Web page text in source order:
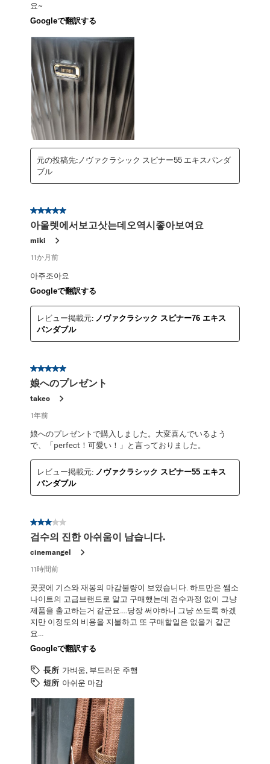
요~
Googleで翻訳する
元の投稿先:ノヴァクラシック スピナー55 エキスパンダ
ブル
星5／5個です。
아울렛에서보고삿는데오역시좋아보여요
miki
11か月前
아주조아요
Googleで翻訳する
レビュー掲載元: ノヴァクラシック スピナー76 エキス
パンダブル
星5／5個です。
娘へのプレゼント
takeo
1年前
娘へのプレゼントで購入しました。大変喜んでいるよう
で、「perfect！可愛い！」と言っておりました。
レビュー掲載元: ノヴァクラシック スピナー55 エキス
パンダブル
星3／5個です。
검수의 진한 아쉬움이 남습니다.
cinemangel
11時間前
곳곳에 기스와 재봉의 마감불량이 보였습니다. 하트만은 쌤소
나이트의 고급브랜드로 알고 구매했는데 검수과정 없이 그냥
제품을 출고하는거 같군요....당장 써야하니 그냥 쓰도록 하겠
지만 이정도의 비용을 지불하고 또 구매할일은 없을거 같군
요...
Googleで翻訳する
長所 가벼움, 부드러운 주행
短所 아쉬운 마감